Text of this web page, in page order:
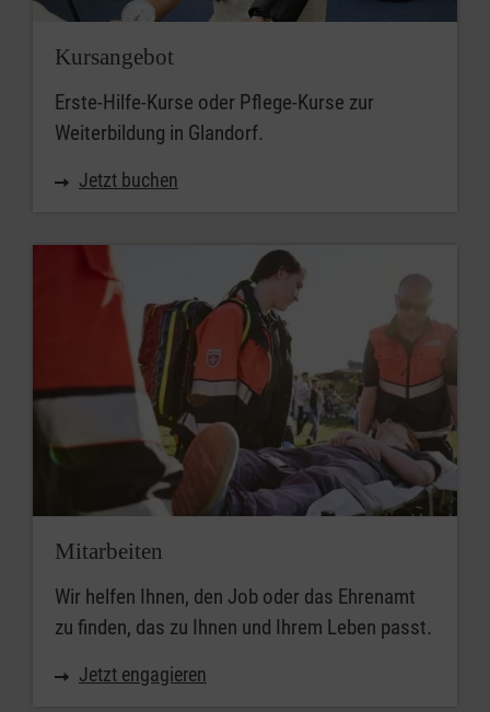
Kursangebot
Erste-Hilfe-Kurse oder Pflege-Kurse zur
Weiterbildung in Glandorf.
Jetzt buchen
Mitarbeiten
Wir helfen Ihnen, den Job oder das Ehrenamt
zu finden, das zu Ihnen und Ihrem Leben passt.
Jetzt engagieren